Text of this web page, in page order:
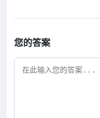
您的答案